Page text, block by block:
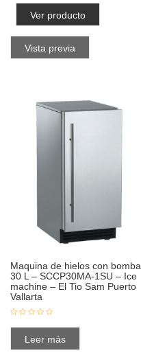
Ver producto
Vista previa
Maquina de hielos con bomba
30 L – SCCP30MA-1SU – Ice
machine – El Tio Sam Puerto
Vallarta
Leer más